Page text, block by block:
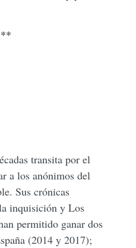
transita por el
a los anónimos del
Sus crónicas
inquisición y Los
permitido ganar dos
(2014 y 2017);